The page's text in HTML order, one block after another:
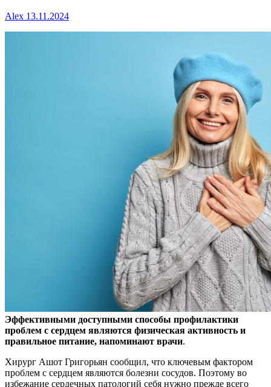
Alex 13.11.2024
Эффективными доступными способы профилактики
проблем с сердцем являются физическая активность и
правильное питание, напоминают врачи.
Хирург Ашот Григорьян сообщил, что ключевым фактором
проблем с сердцем являются болезни сосудов. Поэтому во
избежание сердечных патологий себя нужно прежде всего